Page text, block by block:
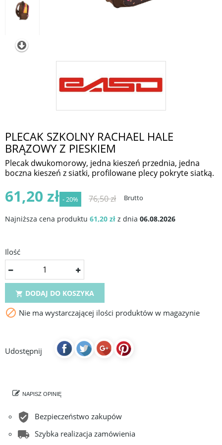
PLECAK SZKOLNY RACHAEL HALE
BRĄZOWY Z PIESKIEM
Plecak dwukomorowy, jedna kieszeń przednia, jedna
boczna kieszeń z siatki, profilowane plecy pokryte siatką.
61,20 zł - 20% 76,50 zł Brutto
Najniższa cena produktu 61,20 zł z dnia 06.08.2026
Ilość
 DODAJ DO KOSZYKA
 Nie ma wystarczającej ilości produktów w magazynie
Udostępnij
NAPISZ OPINIĘ
Bezpieczeństwo zakupów
Szybka realizacja zamówienia